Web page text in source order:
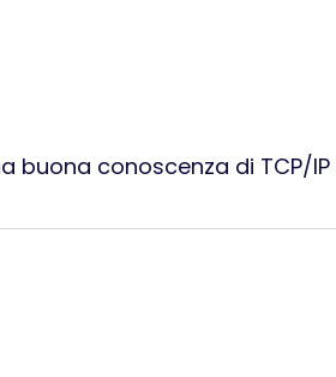
buona conoscenza di TCP/